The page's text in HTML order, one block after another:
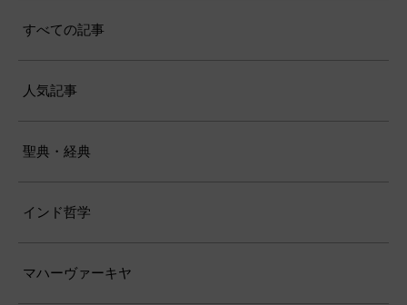
すべての記事
人気記事
聖典・経典
インド哲学
マハーヴァーキヤ